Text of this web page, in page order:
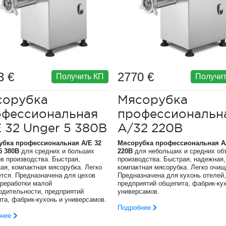
€ Получить КП
32 Unger 5 380В
профессиональная A/E 32
380В для средних и больших
производства. Быстрая,
компактная мясорубка. Легко
Предназначена для цехов
малой
предприятий
фабрик-кухонь и универсамов.
2770 €
Мясорубка
A/32 220В
Мясорубка профессиональная
220Вдля небольших и средних
производства. Быстрая, надежная,
компактная мясорубка. Легко
Предназначена для кухонь отелей,
предприятий общепита, фабрик-
универсамов.
Подробнее